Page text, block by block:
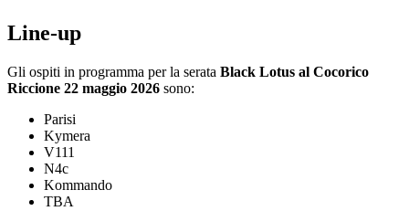
Line-up
Gli ospiti in programma per la serata Black Lotus al Cocorico
Riccione 22 maggio 2026 sono:
Parisi
Kymera
V111
N4c
Kommando
TBA